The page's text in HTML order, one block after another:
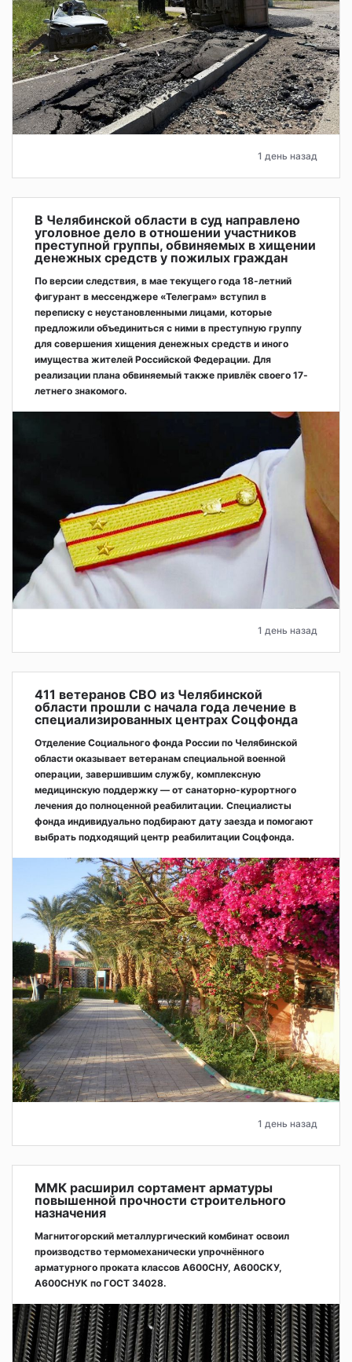
1 день назад
В Челябинской области в суд направлено
уголовное дело в отношении участников
преступной группы, обвиняемых в хищении
денежных средств у пожилых граждан
По версии следствия, в мае текущего года 18-летний
фигурант в мессенджере «Телеграм» вступил в
переписку с неустановленными лицами, которые
предложили объединиться с ними в преступную группу
для совершения хищения денежных средств и иного
имущества жителей Российской Федерации. Для
реализации плана обвиняемый также привлёк своего 17-
летнего знакомого.
1 день назад
411 ветеранов СВО из Челябинской
области прошли с начала года лечение в
специализированных центрах Соцфонда
Отделение Социального фонда России по Челябинской
области оказывает ветеранам специальной военной
операции, завершившим службу, комплексную
медицинскую поддержку — от санаторно-курортного
лечения до полноценной реабилитации. Специалисты
фонда индивидуально подбирают дату заезда и помогают
выбрать подходящий центр реабилитации Соцфонда.
1 день назад
ММК расширил сортамент арматуры
повышенной прочности строительного
назначения
Магнитогорский металлургический комбинат освоил
производство термомеханически упрочнённого
арматурного проката классов А600СНУ, А600СКУ,
А600СНУК по ГОСТ 34028.